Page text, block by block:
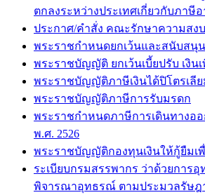
ตกลงระหว่างประเทศเกี่ยวกับภาษีอ
ประกาศ/คำสั่ง คณะรักษาความสง
พระราชกำหนดยกเว้นและสนับสนุ
พระราชบัญญัติ ยกเว้นเบี้ยปรับ เงิน
พระราชบัญญัติภาษีเงินได้ปิโตรเลีย
พระราชบัญญัติภาษีการรับมรดก
พระราชกำหนดภาษีการเดินทางอ
พ.ศ. 2526
พระราชบัญญัติกองทุนเงินให้กู้ยืมเ
ระเบียบกรมสรรพากร ว่าด้วยการ
พิจารณาอุทธรณ์ ตามประมวลรัษฎ